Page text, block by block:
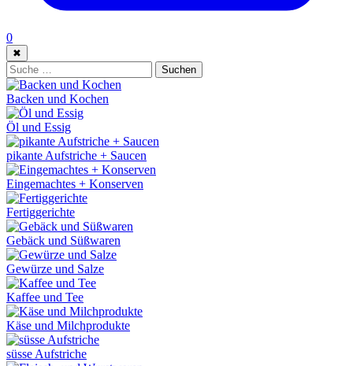
0
✖
Suche: Suchen
Backen und Kochen
Öl und Essig
pikante Aufstriche + Saucen
Eingemachtes + Konserven
Fertiggerichte
Gebäck und Süßwaren
Gewürze und Salze
Kaffee und Tee
Käse und Milchprodukte
süsse Aufstriche